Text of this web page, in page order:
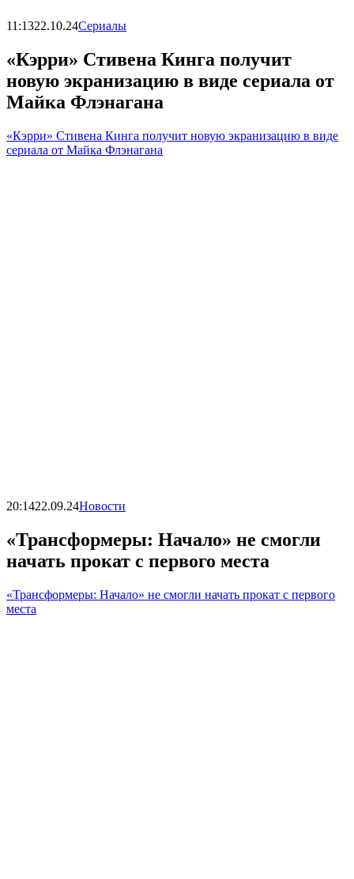
11:1322.10.24Сериалы
«Кэрри» Стивена Кинга получит
новую экранизацию в виде сериала от
Майка Флэнагана
«Кэрри» Стивена Кинга получит новую экранизацию в виде
сериала от Майка Флэнагана
20:1422.09.24Новости
«Трансформеры: Начало» не смогли
начать прокат с первого места
«Трансформеры: Начало» не смогли начать прокат с первого
места